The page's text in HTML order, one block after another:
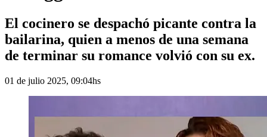
El cocinero se despachó picante contra la
bailarina, quien a menos de una semana
de terminar su romance volvió con su ex.
01 de julio 2025, 09:04hs